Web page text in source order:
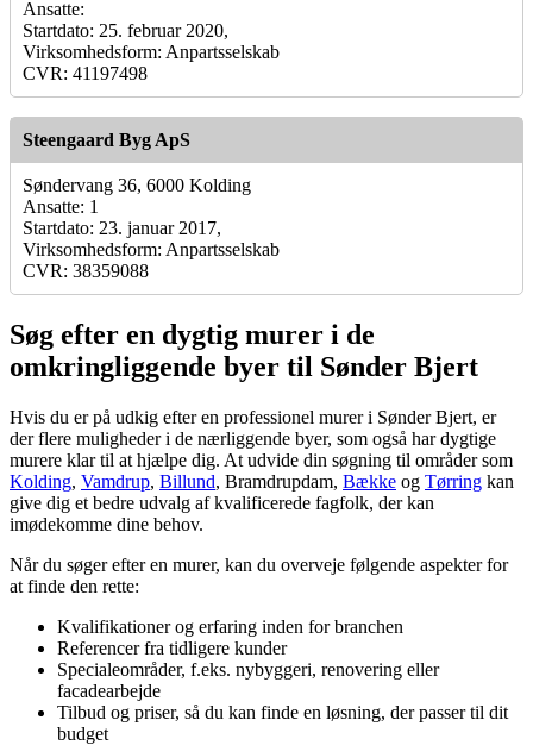
Ansatte:
Startdato: 25. februar 2020,
Virksomhedsform: Anpartsselskab
CVR: 41197498
Steengaard Byg ApS
Søndervang 36, 6000 Kolding
Ansatte: 1
Startdato: 23. januar 2017,
Virksomhedsform: Anpartsselskab
CVR: 38359088
Søg efter en dygtig murer i de
omkringliggende byer til Sønder Bjert
Hvis du er på udkig efter en professionel murer i Sønder Bjert, er
der flere muligheder i de nærliggende byer, som også har dygtige
murere klar til at hjælpe dig. At udvide din søgning til områder som
Kolding, Vamdrup, Billund, Bramdrupdam, Bække og Tørring kan
give dig et bedre udvalg af kvalificerede fagfolk, der kan
imødekomme dine behov.
Når du søger efter en murer, kan du overveje følgende aspekter for
at finde den rette:
Kvalifikationer og erfaring inden for branchen
Referencer fra tidligere kunder
Specialeområder, f.eks. nybyggeri, renovering eller
facadearbejde
Tilbud og priser, så du kan finde en løsning, der passer til dit
budget